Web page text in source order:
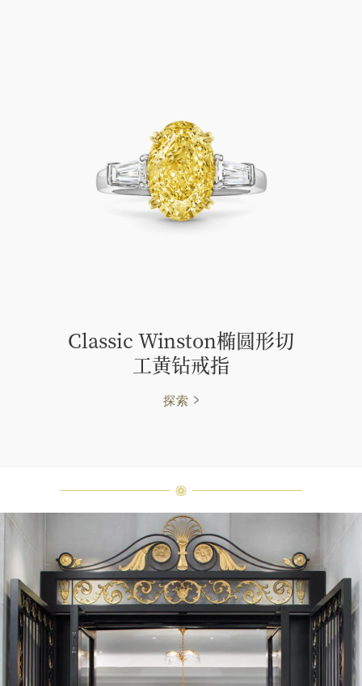
Classic Winston椭圆形切
工黄钻戒指
探索